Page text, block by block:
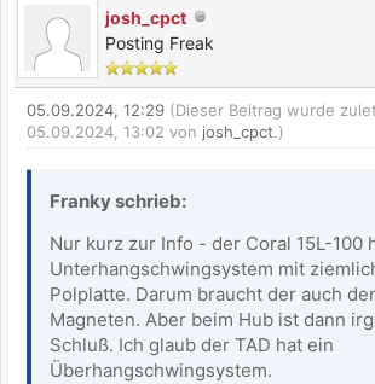
josh_cpct
Posting Freak
05.09.2024, 12:29 (Dieser Beitrag wurde
05.09.2024, 13:02 von josh_cpct.)
Franky schrieb:
Nur kurz zur Info - der Coral 15L-100
Unterhangschwingsystem mit
Polplatte. Darum braucht der auch
Magneten. Aber beim Hub ist dann
Schluß. Ich glaub der TAD hat ein
Überhangschwingsystem.